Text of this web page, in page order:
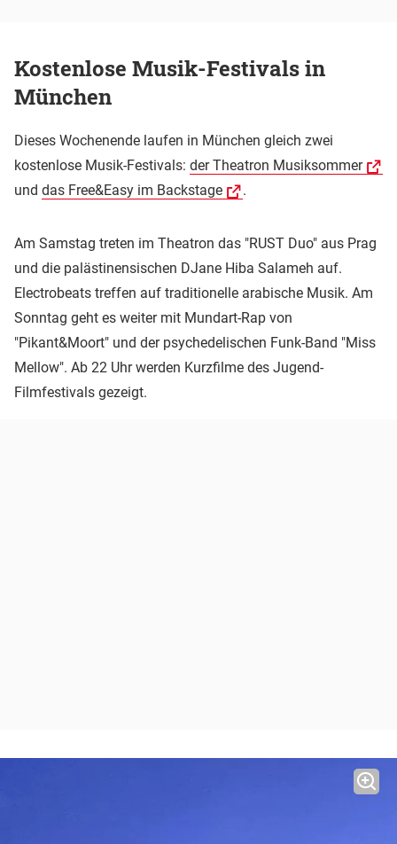
Kostenlose Musik-Festivals in
München
Dieses Wochenende laufen in München gleich zwei
kostenlose Musik-Festivals: der Theatron Musiksommer
und das Free&Easy im Backstage .
Am Samstag treten im Theatron das "RUST Duo" aus Prag
und die palästinensischen DJane Hiba Salameh auf.
Electrobeats treffen auf traditionelle arabische Musik. Am
Sonntag geht es weiter mit Mundart-Rap von
"Pikant&Moort" und der psychedelischen Funk-Band "Miss
Mellow". Ab 22 Uhr werden Kurzfilme des Jugend-
Filmfestivals gezeigt.